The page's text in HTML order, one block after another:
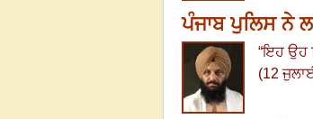
ਪੰਜਾਬ ਪੁਲਿਸ ਨੇ
“ਇਹ ਉਹ
(12